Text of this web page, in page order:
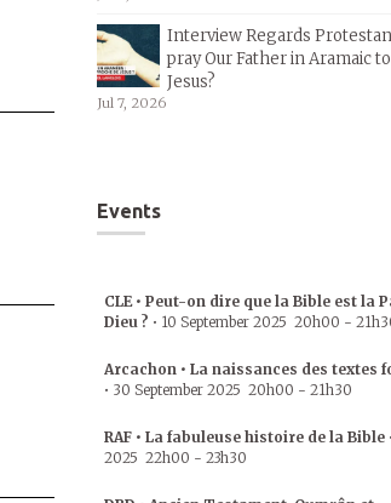
Interview Regards
pray Our Father in Aramaic
Jesus?
Jul 7, 2026
Events
CLE • Peut-on dire que la Bible est la
Dieu ? • 10 September 2025 20h00 -
Arcachon • La naissances des textes
• 30 September 2025 20h00 - 21h30
RAF • La fabuleuse histoire de la Bible •
2025 22h00 - 23h30